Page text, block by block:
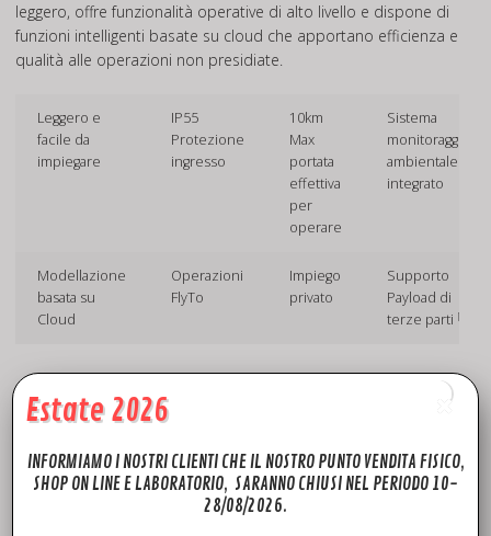
leggero, offre funzionalità operative di alto livello e dispone di
funzioni intelligenti basate su cloud che apportano efficienza e
qualità alle operazioni non presidiate.
Leggero e
facile da
impiegare
IP55
Protezione
ingresso
10km
Max
portata
effettiva
per
operare
Sistema
monitoraggio
ambientale
integrato
Modellazione
basata su
Cloud
Operazioni
FlyTo
Impiego
privato
Supporto
Payload di
terze parti [3]
DJI MATRICE 3D
Fotocamera grandangolare
Estate 2026
INFORMIAMO I NOSTRI CLIENTI CHE IL NOSTRO PUNTO VENDITA FISICO,
SHOP ON LINE E LABORATORIO, SARANNO CHIUSI NEL PERIODO 10-
28/08/2026.